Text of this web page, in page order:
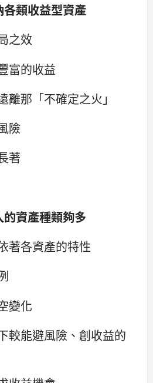
類收益型資產
之效
富的收益
離那「不確定之火」
險
著
資產種類夠多
著各資產的特性
變化
較能避風險、創收益的